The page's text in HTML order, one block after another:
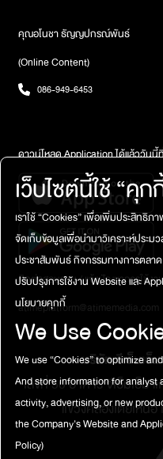
คุณอโนชา ธัญญปกรณ์พันธ์
(Online Content)
086-949-6453
ดาวน์โหลด Application ได้แล้ววันนี้
ติดต่อสอบถาม / แจ้งปัญหาการใช้งา
atimeplatform@atimemedia.com
บริษัท จีเอ็มเอ็
เลขที่ 50 อาคาร จีเอ็มเอ็ม
แขวงคลองเตยเหนื
เว็บไซต์นี้ใช้ “คุก
เราใช้ “Cookies” เพื่อเพิ่มประสิทธิภ
จัดเก็บข้อมูลเพื่อนำมาวิเคราะห์ประม
ประชาสัมพันธ์ กิจกรรมทางการตล
ปรับปรุงการใช้งาน Website และ
นโยบายคุกกี้
We Use
We use “Cookies” to optimize
And store information for analyst
activity, advertising, or new
the Company's Website and
Policy)